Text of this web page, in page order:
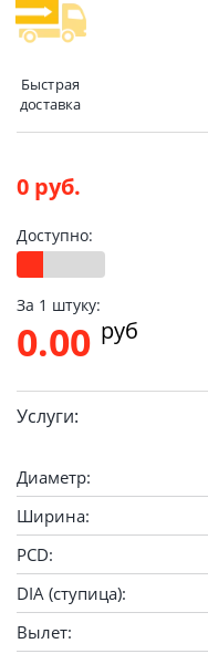
Быстрая
доставка
0 руб.
Доступно:
За 1 штуку:
0.00 pуб
Услуги:
Диаметр:
Ширина:
PCD:
DIA (ступица):
Вылет: